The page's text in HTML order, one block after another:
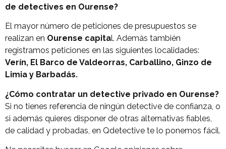
de detectives en Ourense?
El mayor número de peticiones de presupuestos se
realizan en Ourense capital. Además también
registramos peticiones en las siguientes localidades:
Verín, El Barco de Valdeorras, Carballino, Ginzo de
Limia y Barbadás.
¿Cómo contratar un detective privado en Ourense?
Si no tienes referencia de ningún detective de confianza, o
si además quieres disponer de otras alternativas fiables,
de calidad y probadas, en Qdetective te lo ponemos fácil.